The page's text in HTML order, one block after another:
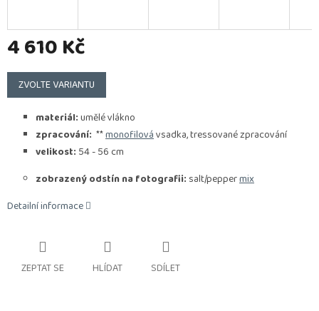
4 610 Kč
Měrná
cena:
ZVOLTE VARIANTU
materiál:umělé vlákno
zpracování: **monofilovávsadka, tressované zpracování
velikost: 54 - 56 cm
zobrazený odstín na fotografii: salt/peppermix
Detailní informace
ZEPTAT SE HLÍDAT SDÍLET